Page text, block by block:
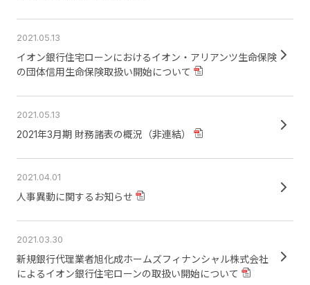
2021.05.13
イオン銀行住宅ローンにおけるイオン・アリアンツ生命保険
の団体信用生命保険取扱い開始について
2021.05.13
2021年3月期 財務諸表の概況（非連結）
2021.04.01
人事異動に関するお知らせ
2021.03.30
新規銀行代理業者旭化成ホームズフィナンシャル株式会社
によるイオン銀行住宅ローンの取扱い開始について